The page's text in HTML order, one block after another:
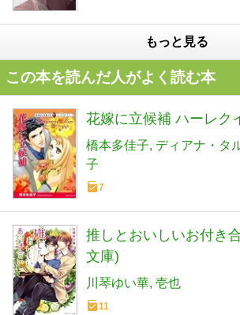
もっと見る
この本を読んだ人がよく読む本
花嫁に立候補 ハーレク
橋本多佳子 ディアナ・タ
子
7
推しとおいしいお付き
文庫)
川琴ゆい華 壱也
11